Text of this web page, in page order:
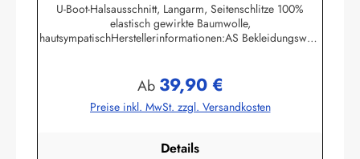
U-Boot-Halsausschnitt, Langarm, Seitenschlitze 100%
elastisch gewirkte Baumwolle,
hautsympatischHerstellerinformationen:AS Bekleidungswerk
Regulärer Preis:
Ab 39,90 €
Preise inkl. MwSt. zzgl. Versandkosten
Details